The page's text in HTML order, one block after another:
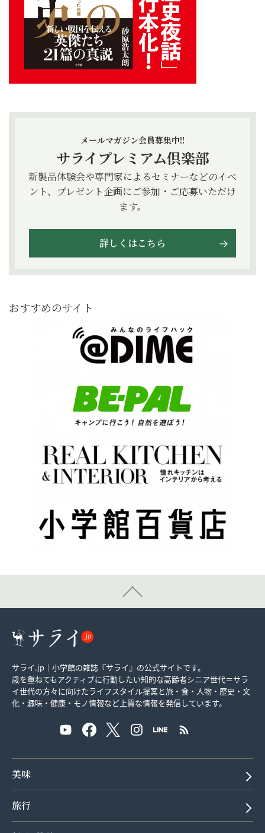
メールマガジン会員募集中!!
サライプレミアム倶楽部
新製品体験会や専門家によるセミナーなどのイベ
ント、プレゼント企画にご参加・ご応募いただけ
ます。
詳しくはこちら
おすすめのサイト
サライ.jp｜小学館の雑誌『サライ』の公式サイトです。
歳を重ねてもアクティブに行動したい知的な高齢者シニア世代＝サラ
イ世代の方々に向けたライフスタイル提案と旅・食・人物・歴史・文
化・趣味・健康・モノ情報など上質な情報を発信しています。
美味
旅行